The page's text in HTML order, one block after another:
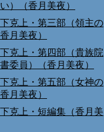
）（香月美夜）
克上・第三部（領主の
月美夜）
克上・第四部（貴族院
委員）（香月美夜）
克上・第五部（女神の
月美夜）
克上・短編集（香月美